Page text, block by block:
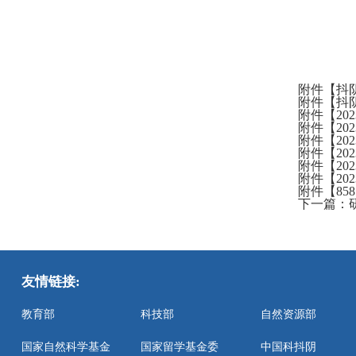
附件【抖
附件【抖
附件【
附件【
附件【
附件【
附件【
附件【
附件【
下一篇：
友情链接:
教育部 科技部 自然资源部
国家自然科学基金 国家留学基金委 中国科抖阴